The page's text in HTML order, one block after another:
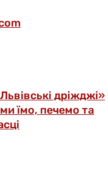
дріжджі»
їмо, печемо та